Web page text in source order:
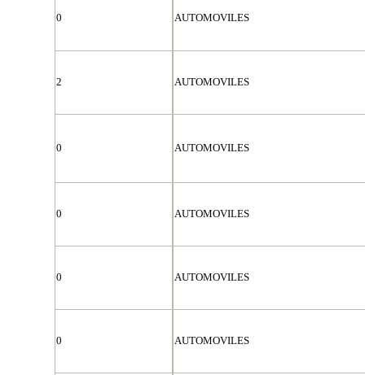
0 AUTOMOVILES
2 AUTOMOVILES
0 AUTOMOVILES
0 AUTOMOVILES
0 AUTOMOVILES
0 AUTOMOVILES